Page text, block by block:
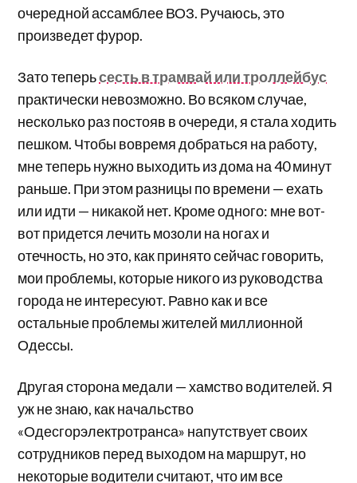
очередной ассамблее ВОЗ. Ручаюсь, это
произведет фурор.
Зато теперьсесть в трамвай или троллейбус
практически невозможно. Во всяком случае,
несколько раз постояв в очереди, я стала ходить
пешком. Чтобы вовремя добраться на работу,
мне теперь нужно выходить из дома на 40 минут
раньше. При этом разницы по времени — ехать
или идти — никакой нет. Кроме одного: мне вот-
вот придется лечить мозоли на ногах и
отечность, но это, как принято сейчас говорить,
мои проблемы, которые никого из руководства
города не интересуют. Равно как и все
остальные проблемы жителей миллионной
Одессы.
Другая сторона медали — хамство водителей. Я
уж не знаю, как начальство
«Одесгорэлектротранса» напутствует своих
сотрудников перед выходом на маршрут, но
некоторые водители считают, что им все